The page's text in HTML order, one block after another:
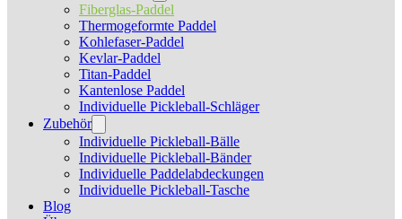
Fiberglas-Paddel
Thermogeformte Paddel
Kohlefaser-Paddel
Kevlar-Paddel
Titan-Paddel
Kantenlose Paddel
Individuelle Pickleball-Schläger
Zubehör
Individuelle Pickleball-Bälle
Individuelle Pickleball-Bänder
Individuelle Paddelabdeckungen
Individuelle Pickleball-Tasche
Blog